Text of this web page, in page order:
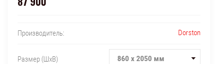
Производитель: Dorston
Размер (ШxВ) 860 х 2050 мм